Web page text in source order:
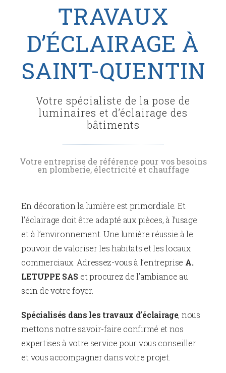
TRAVAUX
D’ÉCLAIRAGE À
SAINT-QUENTIN
Votre spécialiste de la pose de
luminaires et d’éclairage des
bâtiments
Votre entreprise de référence pour vos besoins
en plomberie, électricité et chauffage
En décoration la lumière est primordiale. Et
l’éclairage doit être adapté aux pièces, à l’usage
et à l’environnement. Une lumière réussie à le
pouvoir de valoriser les habitats et les locaux
commerciaux. Adressez-vous à l’entreprise A.
LETUPPE SAS et procurez de l’ambiance au
sein de votre foyer.
Spécialisés dans les travaux d’éclairage, nous
mettons notre savoir-faire confirmé et nos
expertises à votre service pour vous conseiller
et vous accompagner dans votre projet.